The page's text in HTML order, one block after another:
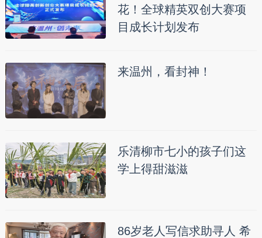
花！全球精英双创大赛项
目成长计划发布
来温州，看封神！
乐清柳市七小的孩子们这
学上得甜滋滋
86岁老人写信求助寻人 希